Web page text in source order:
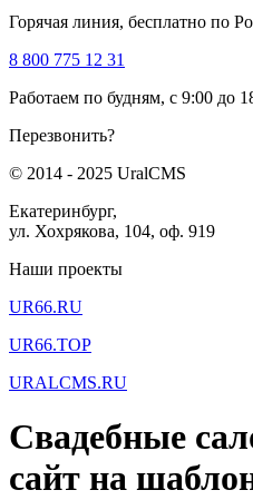
Горячая линия, бесплатно по
8 800 775 12 31
Работаем по будням, с 9:00 до
Перезвонить?
© 2014 - 2025 UralCMS
Екатеринбург,
ул. Хохрякова, 104, оф. 919
Наши проекты
UR66.RU
UR66.TOP
URALCMS.RU
Свадебные
сайт на